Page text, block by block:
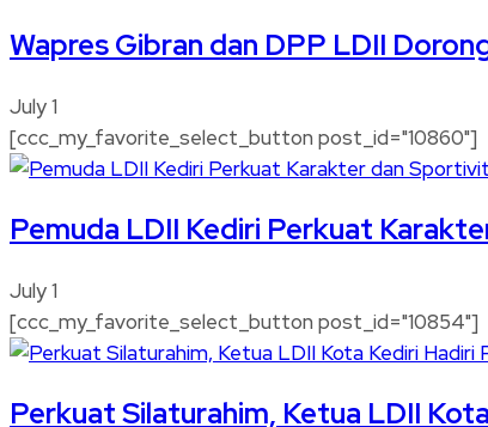
Wapres Gibran dan DPP LDII
July 1
[ccc_my_favorite_select_button post_id="10860"]
Pemuda LDII Kediri Perkuat
July 1
[ccc_my_favorite_select_button post_id="10854"]
Perkuat Silaturahim, Ketua LDII